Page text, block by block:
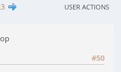
USER ACTIONS
#50